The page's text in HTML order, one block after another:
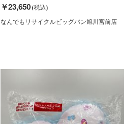
￥23,650
なんでもリサイクルビッグバン旭川宮前店